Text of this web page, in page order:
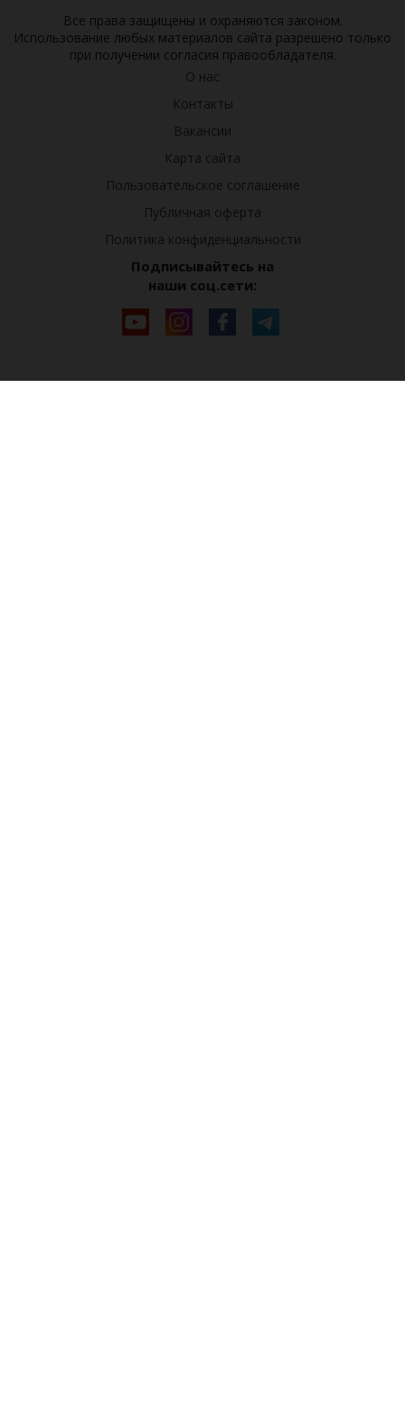
Все права защищены и охраняются законом.
Использование любых материалов сайта разрешено только
при получении согласия правообладателя.
О нас
Контакты
Вакансии
Карта сайта
Пользовательское соглашение
Публичная оферта
Политика конфиденциальности
Подписывайтесь на
наши соц.сети: